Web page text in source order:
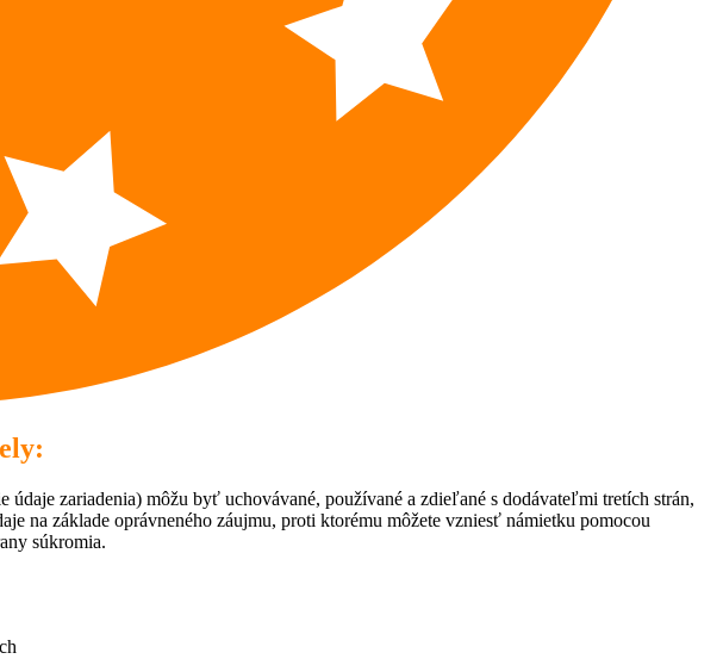
zariadenia) môžu byť uchovávané, používané a zdieľané s dodávateľmi tretích strán,
na základe oprávneného záujmu, proti ktorému môžete vzniesť námietku pomocou
súkromia.